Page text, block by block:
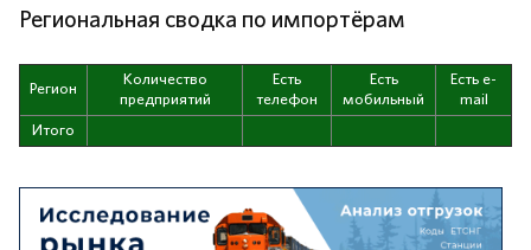
Региональная сводка по импортёрам
Регион
Количество
предприятий
Есть
телефон
Есть
мобильный
Есть e-
mail
Итого